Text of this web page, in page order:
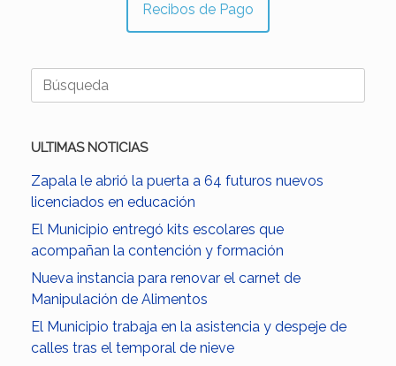
Recibos de Pago
Buscar:
ULTIMAS NOTICIAS
Zapala le abrió la puerta a 64 futuros nuevos
licenciados en educación
El Municipio entregó kits escolares que
acompañan la contención y formación
Nueva instancia para renovar el carnet de
Manipulación de Alimentos
El Municipio trabaja en la asistencia y despeje de
calles tras el temporal de nieve